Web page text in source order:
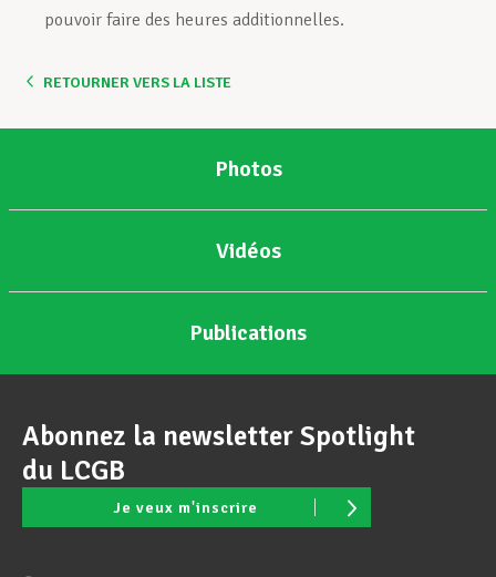
pouvoir faire des heures additionnelles.
RETOURNER VERS LA LISTE
Photos
Vidéos
Publications
Abonnez la newsletter Spotlight
du LCGB
Je veux m'inscrire